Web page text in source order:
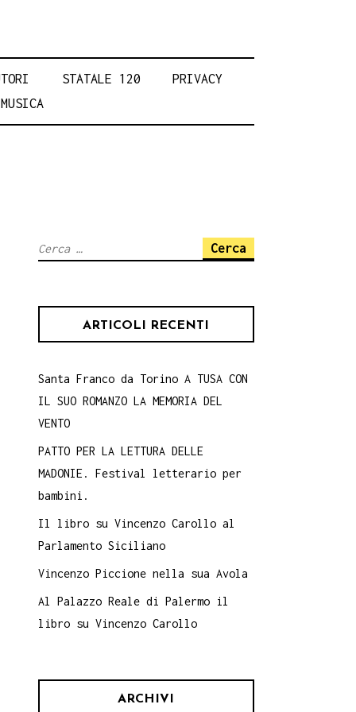
STATALE 120
PRIVACY
MUSICA
Ricerca
ARTICOLI RECENTI
Santa Franco da Torino A TUSA CON
IL SUO ROMANZO LA MEMORIA DEL
VENTO
PATTO PER LA LETTURA DELLE
MADONIE. Festival letterario per
bambini.
Il libro su Vincenzo Carollo al
Parlamento Siciliano
Vincenzo Piccione nella sua Avola
Al Palazzo Reale di Palermo il
libro su Vincenzo Carollo
ARCHIVI